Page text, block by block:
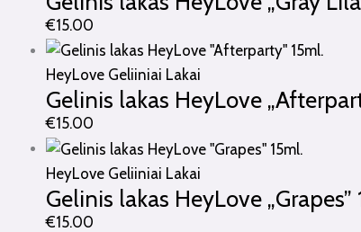
€15.00
HeyLove Geliiniai Lakai
Gelinis lakas HeyLove
€15.00
HeyLove Geliiniai Lakai
Gelinis lakas HeyLove „Grapes”
€15.00